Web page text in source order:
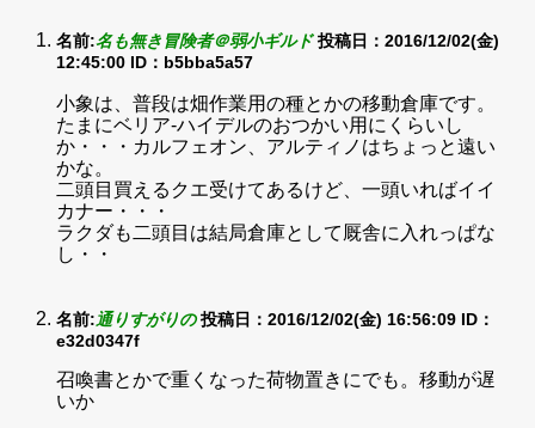
名前:名も無き冒険者＠弱小ギルド 投稿日：2016/12/02(金)
12:45:00 ID：b5bba5a57
小象は、普段は畑作業用の種とかの移動倉庫です。
たまにベリア-ハイデルのおつかい用にくらいし
か・・・カルフェオン、アルティノはちょっと遠い
かな。
二頭目買えるクエ受けてあるけど、一頭いればイイ
カナー・・・
ラクダも二頭目は結局倉庫として厩舎に入れっぱな
し・・
名前:通りすがりの 投稿日：2016/12/02(金) 16:56:09 ID：
e32d0347f
召喚書とかで重くなった荷物置きにでも。移動が遅
いか